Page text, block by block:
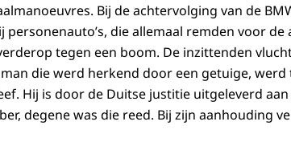
Bij de achtervolging van de
personenauto’s, die allemaal remden voor
tegen een boom. De inzittenden
die werd herkend door een getuige,
Hij is door de Duitse justitie uitgeleverd
degene was die reed. Bij zijn aanhouding